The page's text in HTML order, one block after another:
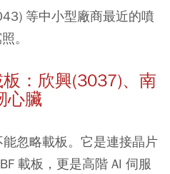
等中小型廠商最近的噴
。
板：欣興(3037)、南
心臟
忽略載板。它是連接晶片
載板，更是高階 AI 伺服